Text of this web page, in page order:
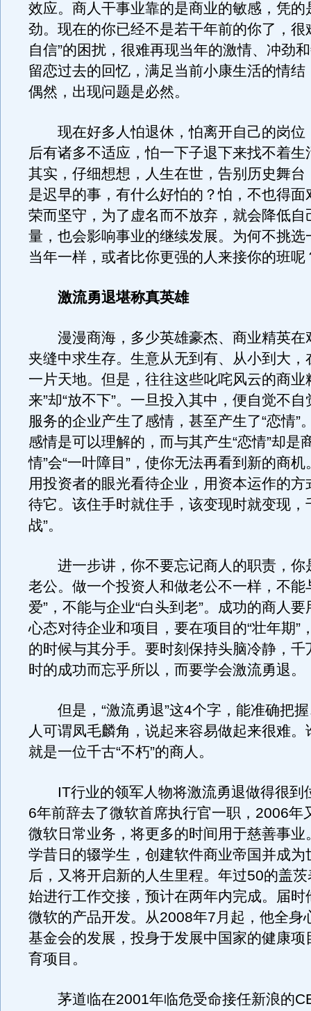
效应。商人干事业靠的是商业的敏感，凭的
劲。现在的你已经不是若干年前的你了，很
自信”的困扰，很难再现当年的激情、冲劲
留恋过去的回忆，满足当前小康生活的情结
偶然，出现问题是必然。
现在好多人怕退休，怕离开自己的岗位
后有诸多不适应，怕一下子退下来找不着生
其实，仔细想想，人生在世，告别历史舞台
是迟早的事，有什么好怕的？怕，不也得面
荣而坚守，为了虚名而不放弃，就会降低自
量，也会影响事业的继续发展。为何不挑选
当年一样，或者比你更强的人来接你的班呢
激流勇退堪称真英雄
漫漫商海，多少英雄豪杰、商业精英在
夹缝中求生存。生意从无到有、从小到大，
一片天地。但是，往往这些叱咤风云的商业
来”却“放不下”。一旦投入其中，便自觉不
服务的企业产生了感情，甚至产生了“恋情”
感情是可以理解的，而与其产生“恋情”却是
情”会“一叶障目”，使你无法再看到新的商
用投资者的眼光看待企业，用资本运作的方
待它。该住手时就住手，该变现时就变现，
战”。
进一步讲，你不要忘记商人的职责，你
老公。做一个投资人和做老公不一样，不能
爱”，不能与企业“白头到老”。成功的商人要
心态对待企业和项目，要在项目的“壮年期”
的时候与其分手。要时刻保持头脑冷静，千
时的成功而忘乎所以，而要学会激流勇退。
但是，“激流勇退”这4个字，能准确把握
人可谓凤毛麟角，说起来容易做起来很难。
就是一位千古“不朽”的商人。
IT行业的领军人物将激流勇退做得很到
6年前辞去了微软首席执行官一职，2006年
微软日常业务，将更多的时间用于慈善事业
学昔日的辍学生，创建软件商业帝国并成为
后，又将开启新的人生里程。年过50的盖
始进行工作交接，预计在两年内完成。届时
微软的产品开发。从2008年7月起，他全身
基金会的发展，投身于发展中国家的健康项
育项目。
茅道临在2001年临危受命接任新浪的